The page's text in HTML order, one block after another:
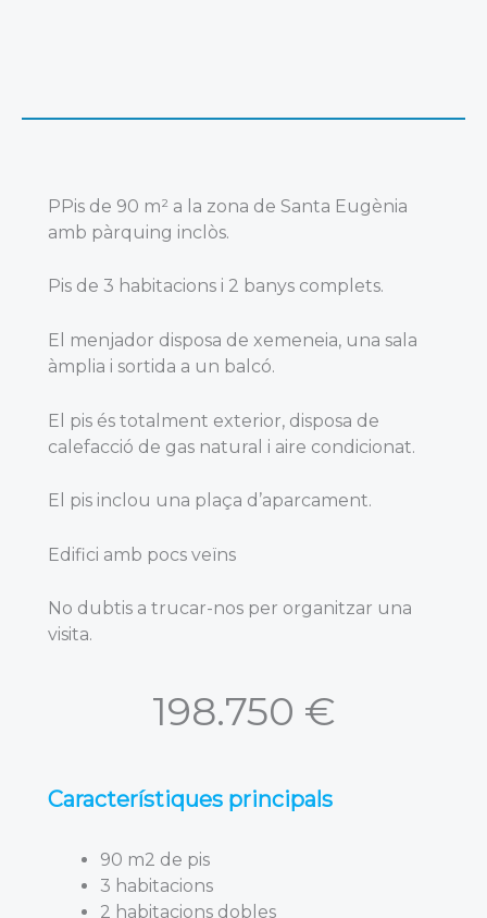
PPis de 90 m² a la zona de Santa Eugènia
amb pàrquing inclòs.
Pis de 3 habitacions i 2 banys complets.
El menjador disposa de xemeneia, una sala
àmplia i sortida a un balcó.
El pis és totalment exterior, disposa de
calefacció de gas natural i aire condicionat.
El pis inclou una plaça d’aparcament.
Edifici amb pocs veïns
No dubtis a trucar-nos per organitzar una
visita.
198.750 €
Característiques principals
90 m2 de pis
3 habitacions
2 habitacions dobles